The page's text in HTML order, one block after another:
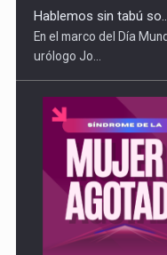
Hablemos sin tabú
En el marco del Día
urólogo Jo...